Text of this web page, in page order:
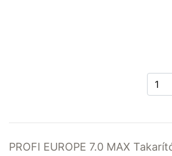
PROFI EUROPE 7.0 MAX